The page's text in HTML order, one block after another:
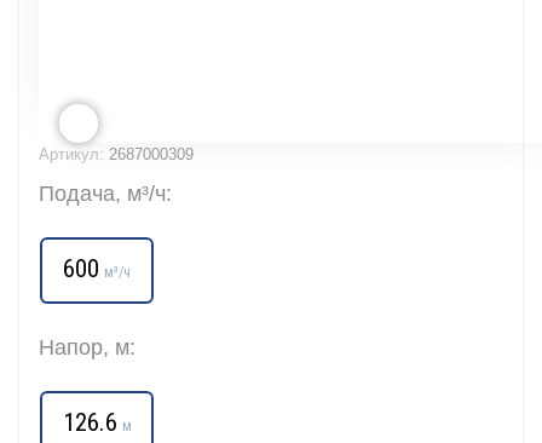
Артикул: 2687000309
Подача, м³/ч:
600 м³/ч
Напор, м:
126.6 м